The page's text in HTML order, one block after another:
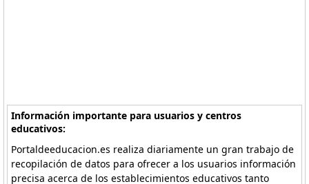
Información importante para usuarios y centros
educativos:
Portaldeeducacion.es realiza diariamente un gran trabajo de
recopilación de datos para ofrecer a los usuarios información
precisa acerca de los establecimientos educativos tanto